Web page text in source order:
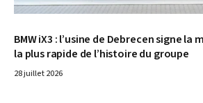
BMW iX3 : l’usine de Debrecen signe la
la plus rapide de l’histoire du groupe
28 juillet 2026